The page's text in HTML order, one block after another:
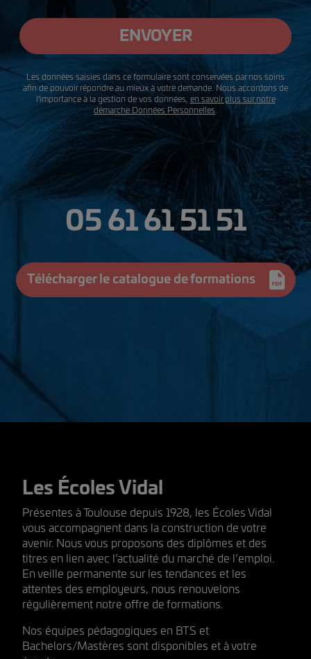
ENVOYER
Les données saisies dans ce formulaire sont conservées par nos soins
afin de pouvoir répondre au mieux à votre demande. Nous accordons de
l'importance à la gestion de vos données, en savoir plus sur notre
démarche Données Personnelles
05 61 61 51 51
Télécharger le catalogue de formations
Les Écoles Vidal
Présentes à Toulouse depuis 1928, les Écoles Vidal
vous accompagnent dans la construction de votre
avenir. Nous vous proposons des diplômes et des
titres en lien avec l’actualité du marché de l’emploi.
En veille permanente sur les tendances et les
attentes des employeurs, nous renouvelons
régulièrement notre offre de formations.
Nos équipes pédagogiques en BTS et
Bachelors/Mastères sont disponibles et à votre